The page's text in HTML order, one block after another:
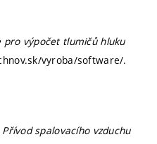
pro výpočet tlumičů hluku
vyroba/software/.
Přívod spalovacího vzduchu